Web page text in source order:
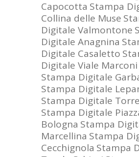
Capocotta Stampa
Collina delle Muse
Digitale Valmontone
Digitale Anagnina
Digitale Casaletto
Digitale Viale
Stampa Digitale
Stampa Digitale
Stampa Digitale
Stampa Digitale
Bologna Stampa
Marcellina Stampa
Cecchignola Stampa